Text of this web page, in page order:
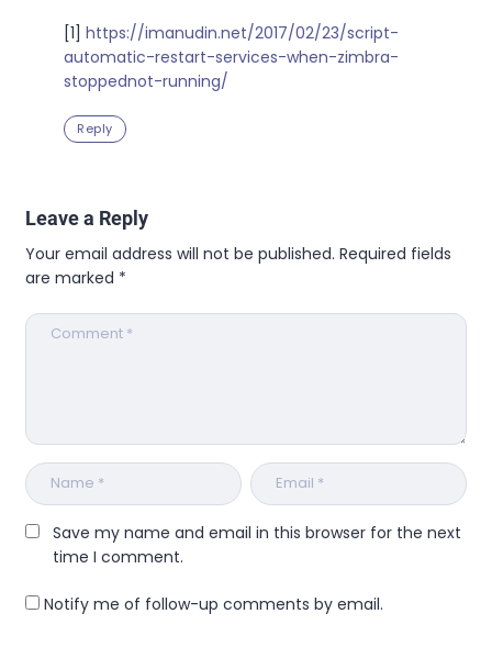
[1] https://imanudin.net/2017/02/23/script-
automatic-restart-services-when-zimbra-
stoppednot-running/
Reply
Leave a Reply
Your email address will not be published. Required fields
are marked *
Save my name and email in this browser for the next
time I comment.
Notify me of follow-up comments by email.